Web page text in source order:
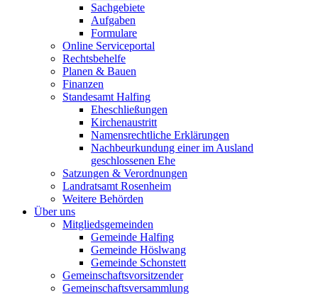
Sachgebiete
Aufgaben
Formulare
Online Serviceportal
Rechtsbehelfe
Planen & Bauen
Finanzen
Standesamt Halfing
Eheschließungen
Kirchenaustritt
Namensrechtliche Erklärungen
Nachbeurkundung einer im Ausland
geschlossenen Ehe
Satzungen & Verordnungen
Landratsamt Rosenheim
Weitere Behörden
Über uns
Mitgliedsgemeinden
Gemeinde Halfing
Gemeinde Höslwang
Gemeinde Schonstett
Gemeinschaftsvorsitzender
Gemeinschaftsversammlung